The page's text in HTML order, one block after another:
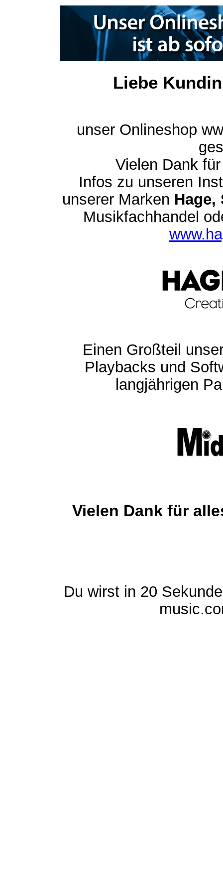
Liebe
unser Onlineshop
Vielen Dank
Infos zu unseren
unserer Marken Hage,
Musikfachhandel
Einen Großteil
Playbacks und
langjährigen
Vielen Dank für
Du wirst in 20